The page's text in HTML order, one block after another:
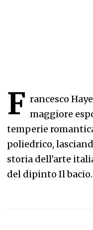
F rancesco
maggiore
temperie
poliedrico,
storia dell'arte
del dipinto Il bacio.